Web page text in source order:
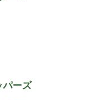
ーズ